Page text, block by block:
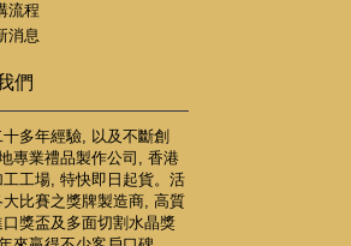
流程
消息
們
多年經驗, 以及不斷創
專業禮品製作公司, 香港
工工場, 特快即日起貨。活
大比賽之獎牌製造商, 高質
口獎盃及多面切割水晶獎